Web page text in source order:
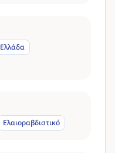
Ελαιοραβδιστικό